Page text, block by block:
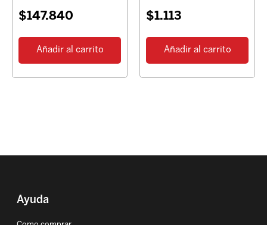
$147.840
Añadir al carrito
$1.113
Añadir al carrito
Ayuda